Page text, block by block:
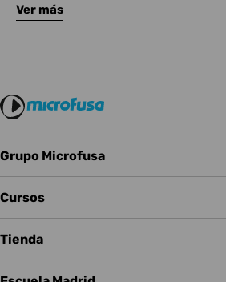
Complementa tu instrumento con
Ver más
Grupo Microfusa
Cursos
Tienda